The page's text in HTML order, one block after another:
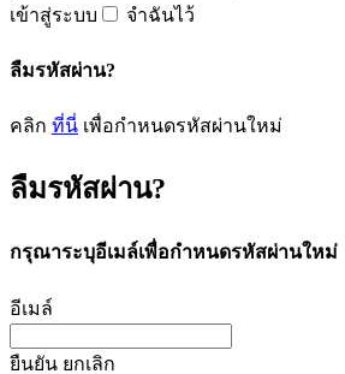
เข้าสู่ระบบ จำฉันไว้
ลืมรหัสผ่าน?
คลิก ที่นี่ เพื่อกำหนดรหัสผ่านใหม่
ลืมรหัสผ่าน?
กรุณาระบุอีเมล์เพื่อกำหนดรหัสผ่านใหม่
อีเมล์
ยืนยัน ยกเลิก